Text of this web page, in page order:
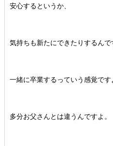
安心するというか、
気持ちも新たにできたりするんで
一緒に卒業するっていう感覚です
多分お父さんとは違うんですよ。